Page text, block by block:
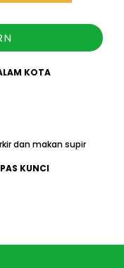
KOTA
dan makan supir
KUNCI